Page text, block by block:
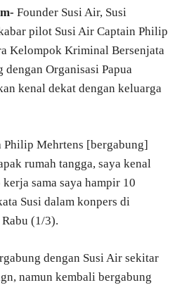
Founder Susi Air, Susi
pilot Susi Air Captain Philip
Kelompok Kriminal Bersenjata
Organisasi Papua
kenal dekat dengan keluarga
Philip Mehrtens [bergabung]
rumah tangga, saya kenal
sama saya hampir 10
Susi dalam konpers di
(1/3).
dengan Susi Air sekitar
namun kembali bergabung